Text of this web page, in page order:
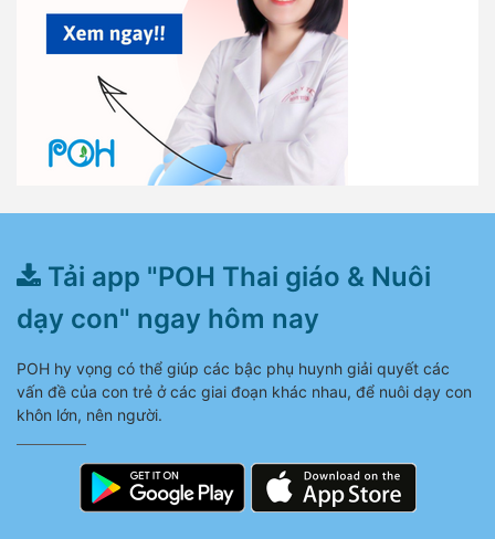
Tải app "POH Thai giáo & Nuôi
dạy con" ngay hôm nay
POH hy vọng có thể giúp các bậc phụ huynh giải quyết các
vấn đề của con trẻ ở các giai đoạn khác nhau, để nuôi dạy con
khôn lớn, nên người.